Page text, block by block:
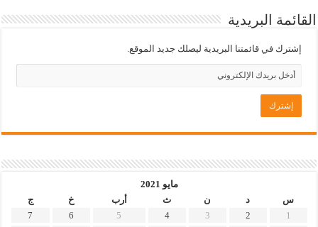
القائمة البريدية
إشترك في قائمتنا البريدية ليصلك جديد الموقع.
مايو 2021
س
د ن ث أرب خ
ج
1
2
3
4
5
6
7